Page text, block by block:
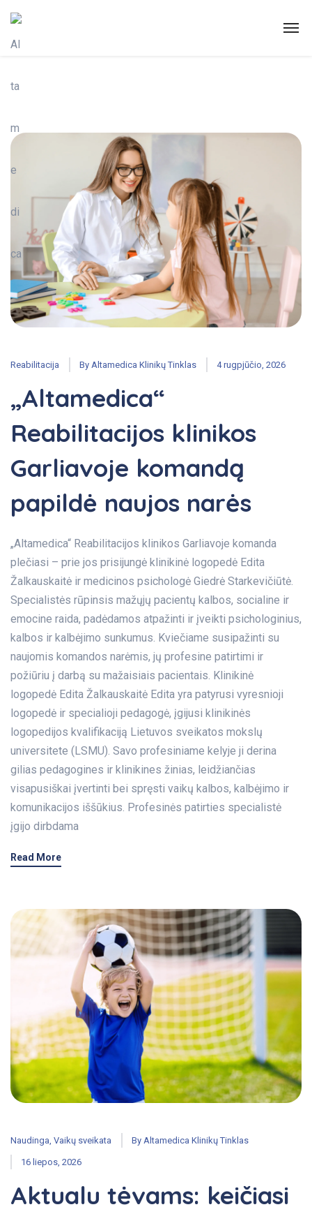
Reabilitacija By Altamedica Klinikų Tinklas 4 rugpjūčio, 2026
„Altamedica“
Reabilitacijos klinikos
Garliavoje komandą
papildė naujos narės
„Altamedica“ Reabilitacijos klinikos Garliavoje komanda
plečiasi – prie jos prisijungė klinikinė logopedė Edita
Žalkauskaitė ir medicinos psichologė Giedrė Starkevičiūtė.
Specialistės rūpinsis mažųjų pacientų kalbos, socialine ir
emocine raida, padėdamos atpažinti ir įveikti psichologinius,
kalbos ir kalbėjimo sunkumus. Kviečiame susipažinti su
naujomis komandos narėmis, jų profesine patirtimi ir
požiūriu į darbą su mažaisiais pacientais. Klinikinė
logopedė Edita Žalkauskaitė Edita yra patyrusi vyresnioji
logopedė ir specialioji pedagogė, įgijusi klinikinės
logopedijos kvalifikaciją Lietuvos sveikatos mokslų
universitete (LSMU). Savo profesiniame kelyje ji derina
gilias pedagogines ir klinikines žinias, leidžiančias
visapusiškai įvertinti bei spręsti vaikų kalbos, kalbėjimo ir
komunikacijos iššūkius. Profesinės patirties specialistė
įgijo dirbdama
Read More
Naudinga, Vaikų sveikata By Altamedica Klinikų Tinklas
16 liepos, 2026
Aktualu tėvams: keičiasi